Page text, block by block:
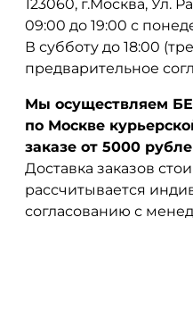
123060, г.Москва, Ул.
09:00 до 19:00 с
В субботу до 18:00
предварительное
Мы осуществляем
по Москве
заказе от 5000
Доставка заказов
рассчитывается
согласованию с